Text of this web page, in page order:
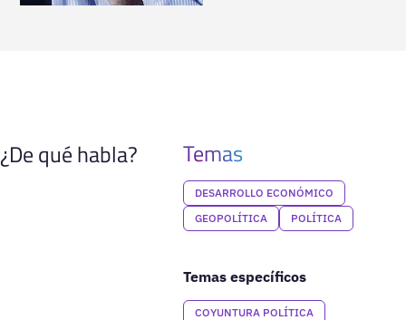
¿De qué habla? Temas
DESARROLLO ECONÓMICO
GEOPOLÍTICA
POLÍTICA
Temas específicos
COYUNTURA POLÍTICA